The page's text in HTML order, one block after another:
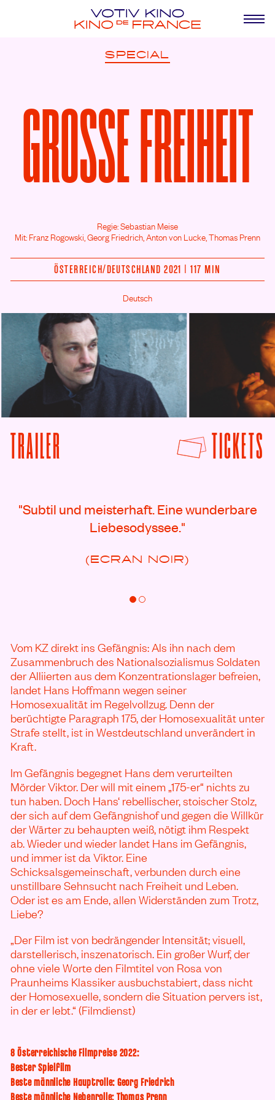
SPECIAL
GROSSE FREIHEIT
Regie: Sebastian Meise
Mit: Franz Rogowski, Georg Friedrich, Anton von Lucke, Thomas Prenn
ÖSTERREICH/DEUTSCHLAND 2021 | 117 MIN
Deutsch
TRAILER
TICKETS
"Subtil und meisterhaft. Eine wunderbare
Liebesodyssee."
(ECRAN NOIR)
Vom KZ direkt ins Gefängnis: Als ihn nach dem
Zusammenbruch des Nationalsozialismus Soldaten
der Alliierten aus dem Konzentrationslager befreien,
landet Hans Hoffmann wegen seiner
Homosexualität im Regelvollzug. Denn der
berüchtigte Paragraph 175, der Homosexualität unter
Strafe stellt, ist in Westdeutschland unverändert in
Kraft.
Im Gefängnis begegnet Hans dem verurteilten
Mörder Viktor. Der will mit einem „175-er“ nichts zu
tun haben. Doch Hans‘ rebellischer, stoischer Stolz,
der sich auf dem Gefängnishof und gegen die Willkür
der Wärter zu behaupten weiß, nötigt ihm Respekt
ab. Wieder und wieder landet Hans im Gefängnis,
und immer ist da Viktor. Eine
Schicksalsgemeinschaft, verbunden durch eine
unstillbare Sehnsucht nach Freiheit und Leben.
Oder ist es am Ende, allen Widerständen zum Trotz,
Liebe?
„Der Film ist von bedrängender Intensität; visuell,
darstellerisch, inszenatorisch. Ein großer Wurf, der
ohne viele Worte den Filmtitel von Rosa von
Praunheims Klassiker ausbuchstabiert, dass nicht
der Homosexuelle, sondern die Situation pervers ist,
in der er lebt.“ (Filmdienst)
8 Österreichische Filmpreise 2022:
Bester Spielfilm
Beste männliche Hauptrolle: Georg Friedrich
Beste männliche Nebenrolle: Thomas Prenn